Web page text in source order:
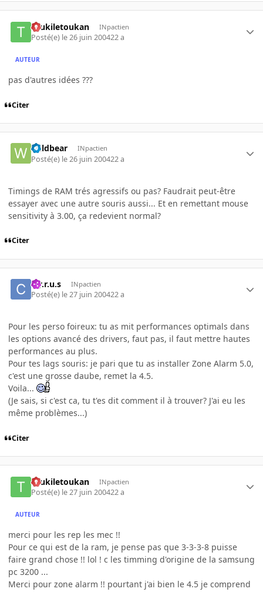
toukiletoukan INpactien
Posté(e) le 26 juin 200422 a
AUTEUR
pas d'autres idées ???
Citer
Wildbear INpactien
Posté(e) le 26 juin 200422 a
Timings de RAM trés agressifs ou pas? Faudrait peut-être
essayer avec une autre souris aussi... Et en remettant mouse
sensitivity à 3.00, ça redevient normal?
Citer
c.y.r.u.s INpactien
Posté(e) le 27 juin 200422 a
Pour les perso foireux: tu as mit performances optimals dans
les options avancé des drivers, faut pas, il faut mettre hautes
performances au plus.
Pour tes lags souris: je pari que tu as installer Zone Alarm 5.0,
c'est une grosse daube, remet la 4.5.
Voila...
(Je sais, si c'est ca, tu t'es dit comment il à trouver? J'ai eu les
même problèmes...)
Citer
toukiletoukan INpactien
Posté(e) le 27 juin 200422 a
AUTEUR
merci pour les rep les mec !!
Pour ce qui est de la ram, je pense pas que 3-3-3-8 puisse
faire grand chose !! lol ! c les timming d'origine de la samsung
pc 3200 ...
Merci pour zone alarm !! pourtant j'ai bien le 4.5 je comprend